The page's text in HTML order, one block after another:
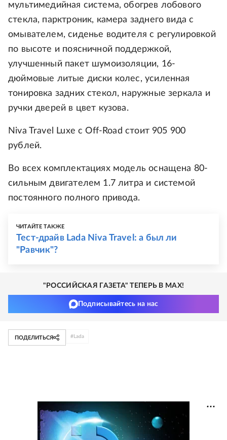
мультимедийная система, обогрев лобового
стекла, парктроник, камера заднего вида с
омывателем, сиденье водителя с регулировкой
по высоте и поясничной поддержкой,
улучшенный пакет шумоизоляции, 16-
дюймовые литые диски колес, усиленная
тонировка задних стекол, наружные зеркала и
ручки дверей в цвет кузова.
Niva Travel Luxe с Off-Road стоит 905 900
рублей.
Во всех комплектациях модель оснащена 80-
сильным двигателем 1.7 литра и системой
постоянного полного привода.
ЧИТАЙТЕ ТАКЖЕ
Тест-драйв Lada Niva Travel: а был ли
"Равчик"?
"РОССИЙСКАЯ ГАЗЕТА" ТЕПЕРЬ В MAX!
Подписывайтесь на нас
ПОДЕЛИТЬСЯ # Lada